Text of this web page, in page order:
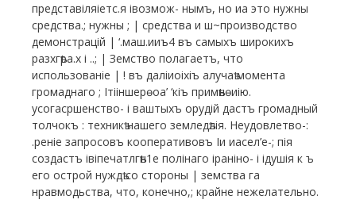
представіляіетс.я івозмож- нымъ, но иа это нужны
средства.; нужны ; | средства и ш~производство
демонстрацій | ‘.маш.ииъ4 въ самыхъ широкихъ
разхгѣра.х і ..; | Земство полагаетъ, что
использованіе | ! въ даліиоіхіъ алучаѣ момента
громаднаго ; Ітііншерѳоа’ ‘кіъ примѣнѳиію.
усогасршенство- і ваштыхъ орудій дастъ громадный
толчокъ : техникѣ нашего земледѣлія. Неудовлетво-:
.реніе запросовъ кооперативовъ Іи иасел’е-; пія
создастъ івіпечатлгѣн1е полінаго іраніно- і ідушія к ъ
его острой нуждѣ со стороны | земства га
нравмодьства, что, конечно,; крайне нежелательно.